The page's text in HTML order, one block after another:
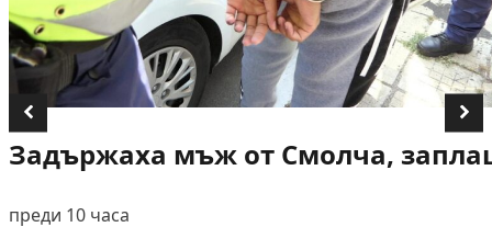
Задържаха мъж от Смолча,
преди 10 часа